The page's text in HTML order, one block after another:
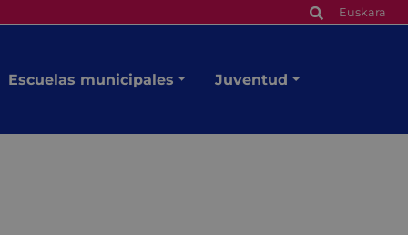
Euskara
Escuelas municipales Juventud